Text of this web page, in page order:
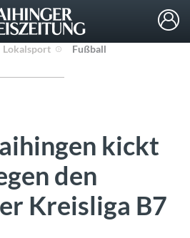
Lokalsport Fußball
kickt
den
Kreisliga B7